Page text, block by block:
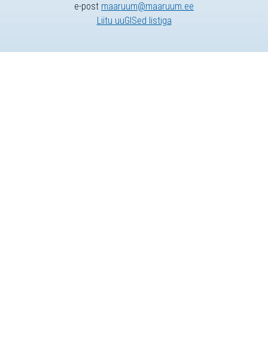
e-post maaruum@maaruum.ee
Liitu uuGISed listiga